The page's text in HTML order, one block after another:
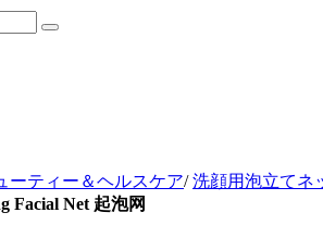
ーティー＆ヘルスケア/ 洗顔用泡立てネ
Facial Net 起泡网